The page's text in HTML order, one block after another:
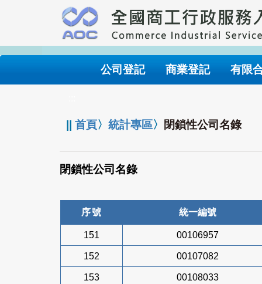
要
內
公司登記 商業登記 有限
||首頁〉統計專區〉 閉鎖性公司名錄
閉鎖性公司名錄
序號 統一編號
151 00106957
152 00107082
153 00108033